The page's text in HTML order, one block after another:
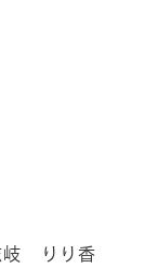
岐 りり香